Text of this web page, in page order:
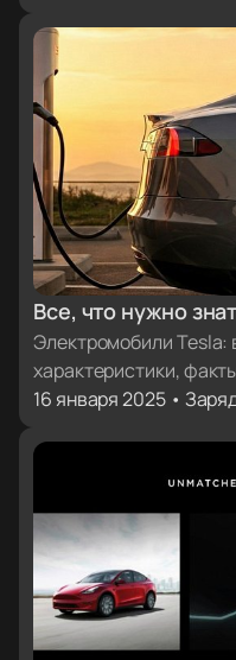
Все, что нужно
характеристики,
Электромобили Tesla:
характеристики,
16 января 2025 •